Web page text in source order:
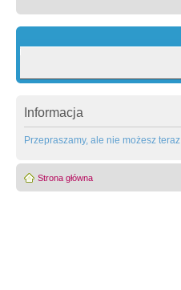
Informacja
Przepraszamy, ale nie możesz
Strona główna